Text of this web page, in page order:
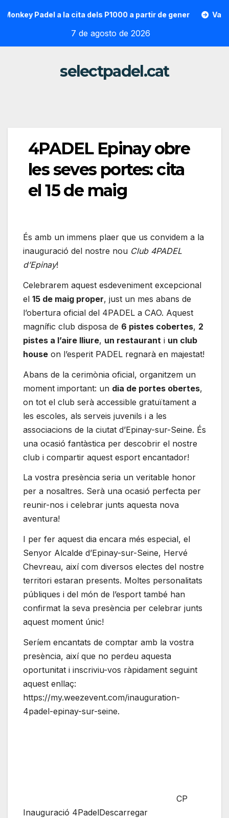
Padel a la cita dels P1000 a partir de gener Vallon
7 de agosto de 2026
selectpadel.cat
4PADEL Epinay obre
les seves portes: cita
el 15 de maig
És amb un immens plaer que us convidem a la
inauguració del nostre nou Club 4PADEL
d’Epinay!
Celebrarem aquest esdeveniment excepcional
el 15 de maig proper, just un mes abans de
l’obertura oficial del 4PADEL a CAO. Aquest
magnífic club disposa de 6 pistes cobertes, 2
pistes a l’aire lliure, un restaurant i un club
house on l’esperit PADEL regnarà en majestat!
Abans de la cerimònia oficial, organitzem un
moment important: un dia de portes obertes,
on tot el club serà accessible gratuïtament a
les escoles, als serveis juvenils i a les
associacions de la ciutat d’Epinay-sur-Seine. És
una ocasió fantàstica per descobrir el nostre
club i compartir aquest esport encantador!
La vostra presència seria un veritable honor
per a nosaltres. Serà una ocasió perfecta per
reunir-nos i celebrar junts aquesta nova
aventura!
I per fer aquest dia encara més especial, el
Senyor Alcalde d’Epinay-sur-Seine, Hervé
Chevreau, així com diversos electes del nostre
territori estaran presents. Moltes personalitats
públiques i del món de l’esport també han
confirmat la seva presència per celebrar junts
aquest moment únic!
Seríem encantats de comptar amb la vostra
presència, així que no perdeu aquesta
oportunitat i inscriviu-vos ràpidament seguint
aquest enllaç:
https://my.weezevent.com/inauguration-
4padel-epinay-sur-seine.
CP
Inauguració 4PadelDescarregar